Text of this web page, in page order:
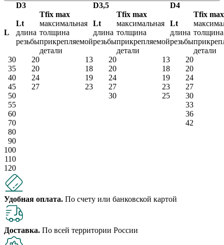
D3 D3,5 D4
L
Lt
длина
резьбы
Tfix max
максимальная
толщина
прикрепляемой
детали
Lt
длина
резьбы
Tfix max
максимальная
толщина
прикрепляемой
детали
Lt
длина
резьбы
Tfix max
толщина
детали
30
20 13 20 13
20
35
20 18 20 18
20
40
24 19 24 19
24
45
27 23 27 23
27
50
30 25
30
55
33
60
36
70
42
80
90
100
110
120
Удобная оплата. По счету или банковской картой
Доставка. По всей территории России